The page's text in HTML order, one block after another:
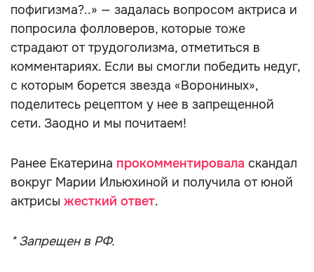
пофигизма?..» — задалась вопросом актриса и
попросила фолловеров, которые тоже
страдают от трудоголизма, отметиться в
комментариях. Если вы смогли победить недуг,
с которым борется звезда «Ворониных»,
поделитесь рецептом у нее в запрещенной
сети. Заодно и мы почитаем!
Ранее Екатерина прокомментировала скандал
вокруг Марии Ильюхиной и получила от юной
актрисы жесткий ответ.
* Запрещен в РФ.